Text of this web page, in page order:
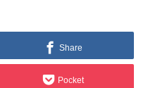
Share
Pocket